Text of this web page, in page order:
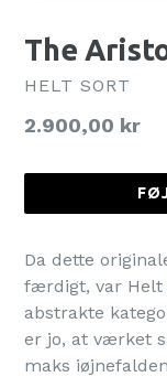
The
HELT SORT
Normalpris
2.900,00 kr
Da dette
færdigt, var Helt
abstrakte
er jo, at værket
maks